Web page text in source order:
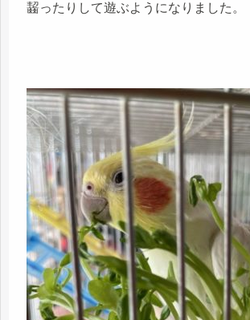
齧ったりして遊ぶようになりました。